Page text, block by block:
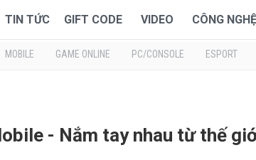
TIN TỨC GIFT CODE VIDEO CÔNG NGHỆ
MOBILE GAME ONLINE PC/CONSOLE ESPORT
- Nắm tay nhau từ thế